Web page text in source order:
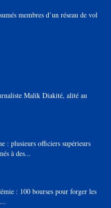
membres d’un réseau de vol
Malik Diakité, alité au
: plusieurs officiers supérieurs
à des...
: 100 bourses pour forger les